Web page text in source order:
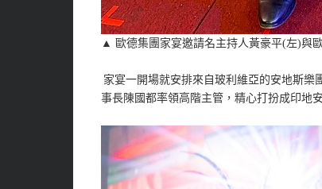
▲ 歐德集團家宴邀請名主持人黃豪平(左)與
家宴一開場就安排來自玻利維亞的安地斯
事長陳國都率領高階主管，精心打扮成印地